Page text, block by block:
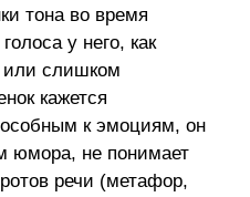
тона во время
у него, как
или слишком
кажется
к эмоциям, он
юмора, не понимает
речи (метафор,